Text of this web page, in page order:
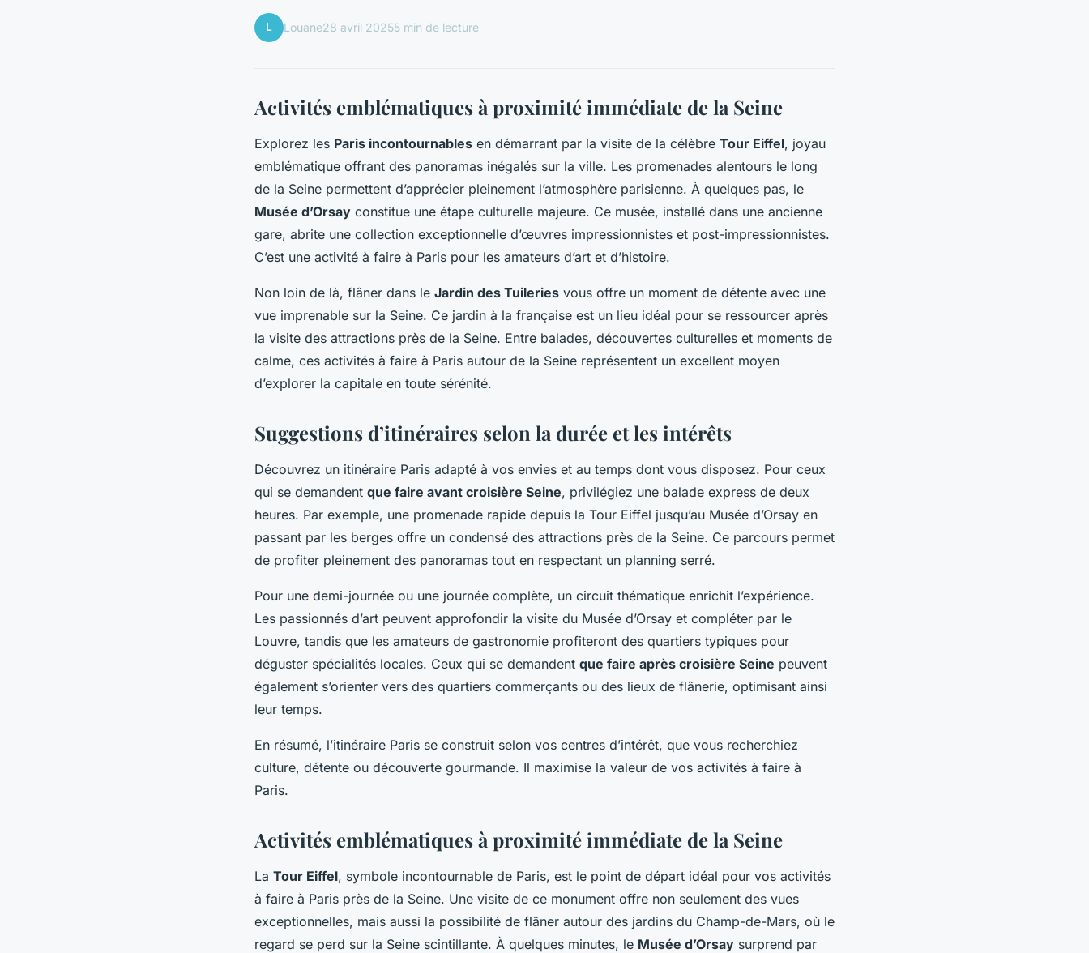
L Louane28 avril 20255 min de lecture
Activités emblématiques à proximité immédiate de la Seine
Explorez les Paris incontournables en démarrant par la visite de la célèbre Tour Eiffel, joyau
emblématique offrant des panoramas inégalés sur la ville. Les promenades alentours le long
de la Seine permettent d’apprécier pleinement l’atmosphère parisienne. À quelques pas, le
Musée d’Orsay constitue une étape culturelle majeure. Ce musée, installé dans une ancienne
gare, abrite une collection exceptionnelle d’œuvres impressionnistes et post-impressionnistes.
C’est une activité à faire à Paris pour les amateurs d’art et d’histoire.
Non loin de là, flâner dans le Jardin des Tuileries vous offre un moment de détente avec une
vue imprenable sur la Seine. Ce jardin à la française est un lieu idéal pour se ressourcer après
la visite des attractions près de la Seine. Entre balades, découvertes culturelles et moments de
calme, ces activités à faire à Paris autour de la Seine représentent un excellent moyen
d’explorer la capitale en toute sérénité.
Suggestions d’itinéraires selon la durée et les intérêts
Découvrez un itinéraire Paris adapté à vos envies et au temps dont vous disposez. Pour ceux
qui se demandent que faire avant croisière Seine, privilégiez une balade express de deux
heures. Par exemple, une promenade rapide depuis la Tour Eiffel jusqu’au Musée d’Orsay en
passant par les berges offre un condensé des attractions près de la Seine. Ce parcours permet
de profiter pleinement des panoramas tout en respectant un planning serré.
Pour une demi-journée ou une journée complète, un circuit thématique enrichit l’expérience.
Les passionnés d’art peuvent approfondir la visite du Musée d’Orsay et compléter par le
Louvre, tandis que les amateurs de gastronomie profiteront des quartiers typiques pour
déguster spécialités locales. Ceux qui se demandent que faire après croisière Seine peuvent
également s’orienter vers des quartiers commerçants ou des lieux de flânerie, optimisant ainsi
leur temps.
En résumé, l’itinéraire Paris se construit selon vos centres d’intérêt, que vous recherchiez
culture, détente ou découverte gourmande. Il maximise la valeur de vos activités à faire à
Paris.
Activités emblématiques à proximité immédiate de la Seine
La Tour Eiffel, symbole incontournable de Paris, est le point de départ idéal pour vos activités
à faire à Paris près de la Seine. Une visite de ce monument offre non seulement des vues
exceptionnelles, mais aussi la possibilité de flâner autour des jardins du Champ-de-Mars, où le
regard se perd sur la Seine scintillante. À quelques minutes, le Musée d’Orsay surprend par